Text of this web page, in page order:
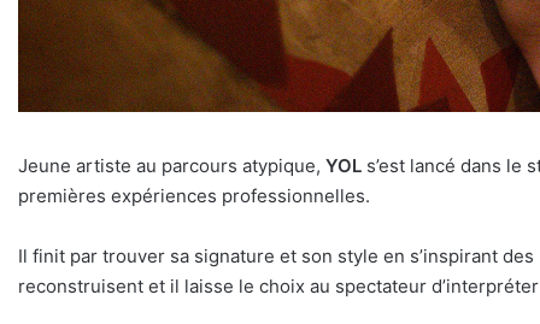
Jeune artiste au parcours atypique, YOL s’est lancé dans le
premières expériences professionnelles.
Il finit par trouver sa signature et son style en s’inspirant
reconstruisent et il laisse le choix au spectateur